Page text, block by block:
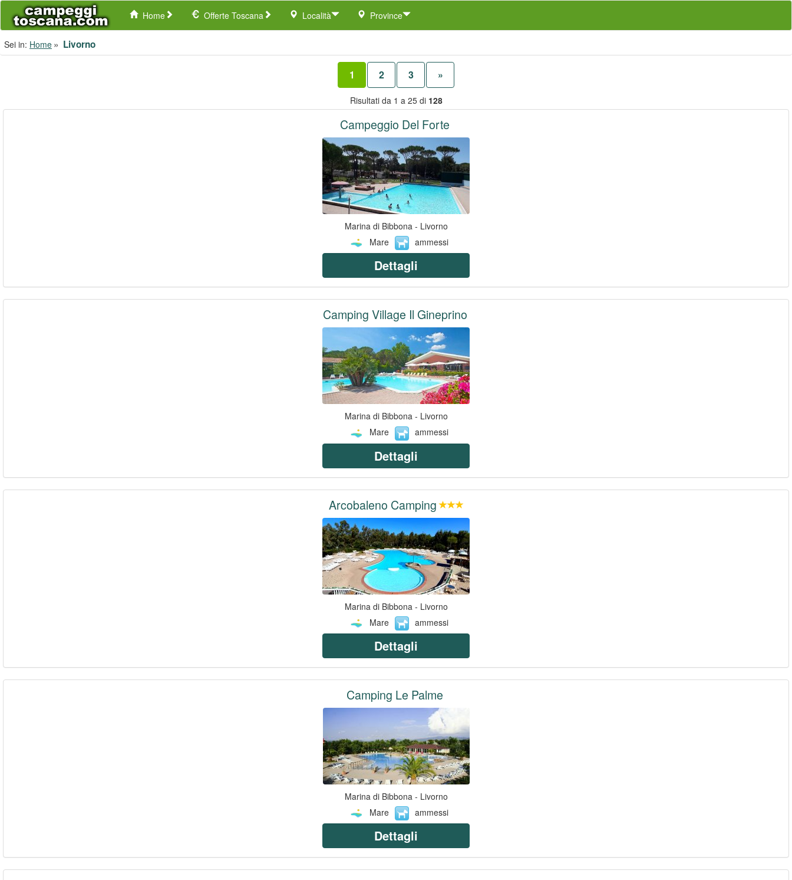
Home Offerte Toscana Località Province
Sei in: Home Livorno
1 2 3 »
Risultati da 1 a 25 di 128
Campeggio Del Forte
Marina di Bibbona - Livorno
Mare
ammessi
Dettagli
Camping Village Il Gineprino
Marina di Bibbona - Livorno
Mare
ammessi
Dettagli
Arcobaleno Camping
Marina di Bibbona - Livorno
Mare
ammessi
Dettagli
Camping Le Palme
Marina di Bibbona - Livorno
Mare
ammessi
Dettagli